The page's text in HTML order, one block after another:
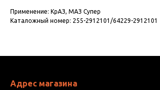
Применение: КрАЗ, МАЗ Супер
Каталожный номер: 255-2912101/64229-2912101
Адрес магазина